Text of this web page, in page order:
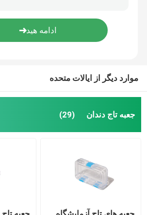
موارد دیگر از ایالات متحده
جعبه تاج دندان (29)